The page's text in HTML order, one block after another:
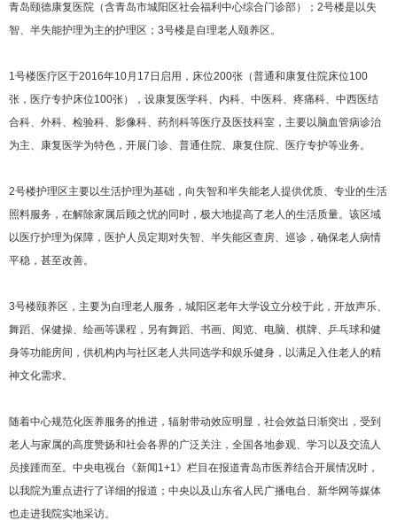
青岛颐德康复医院（含青岛市城阳区社会福利中心综合门诊部）；2号楼是以失
智、半失能护理为主的护理区；3号楼是自理老人颐养区。
1号楼医疗区于2016年10月17日启用，床位200张（普通和康复住院床位100
张，医疗专护床位100张），设康复医学科、内科、中医科、疼痛科、中西医结
合科、外科、检验科、影像科、药剂科等医疗及医技科室，主要以脑血管病诊治
为主、康复医学为特色，开展门诊、普通住院、康复住院、医疗专护等业务。
2号楼护理区主要以生活护理为基础，向失智和半失能老人提供优质、专业的生活
照料服务，在解除家属后顾之忧的同时，极大地提高了老人的生活质量。该区域
以医疗护理为保障，医护人员定期对失智、半失能区查房、巡诊，确保老人病情
平稳，甚至改善。
3号楼颐养区，主要为自理老人服务，城阳区老年大学设立分校于此，开放声乐、
舞蹈、保健操、绘画等课程，另有舞蹈、书画、阅览、电脑、棋牌、乒乓球和健
身等功能房间，供机构内与社区老人共同选学和娱乐健身，以满足入住老人的精
神文化需求。
随着中心规范化医养服务的推进，辐射带动效应明显，社会效益日渐突出，受到
老人与家属的高度赞扬和社会各界的广泛关注，全国各地参观、学习以及交流人
员接踵而至。中央电视台《新闻1+1》栏目在报道青岛市医养结合开展情况时，
以我院为重点进行了详细的报道；中央以及山东省人民广播电台、新华网等媒体
也走进我院实地采访。